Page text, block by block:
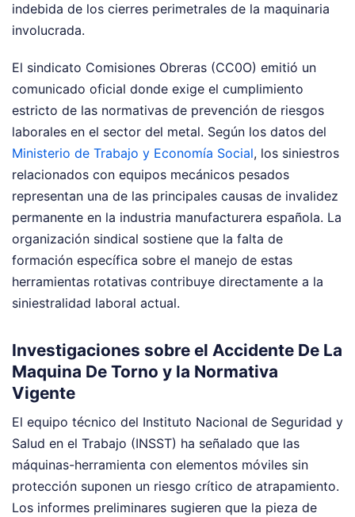
indebida de los cierres perimetrales de la maquinaria
involucrada.
El sindicato Comisiones Obreras (CC0O) emitió un
comunicado oficial donde exige el cumplimiento
estricto de las normativas de prevención de riesgos
laborales en el sector del metal. Según los datos del
Ministerio de Trabajo y Economía Social, los siniestros
relacionados con equipos mecánicos pesados
representan una de las principales causas de invalidez
permanente en la industria manufacturera española. La
organización sindical sostiene que la falta de
formación específica sobre el manejo de estas
herramientas rotativas contribuye directamente a la
siniestralidad laboral actual.
Investigaciones sobre el Accidente De La
Maquina De Torno y la Normativa
Vigente
El equipo técnico del Instituto Nacional de Seguridad y
Salud en el Trabajo (INSST) ha señalado que las
máquinas-herramienta con elementos móviles sin
protección suponen un riesgo crítico de atrapamiento.
Los informes preliminares sugieren que la pieza de